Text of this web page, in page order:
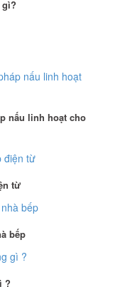
nấu linh hoạt cho
từ
bếp
?